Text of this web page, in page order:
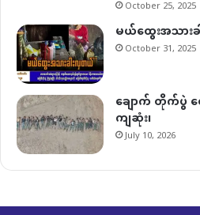
October 25, 2025
မယ်ထွေးအသား
October 31, 2025
ချောက် တိုက်ပွဲ တ
ကျဆုံး၊
July 10, 2026